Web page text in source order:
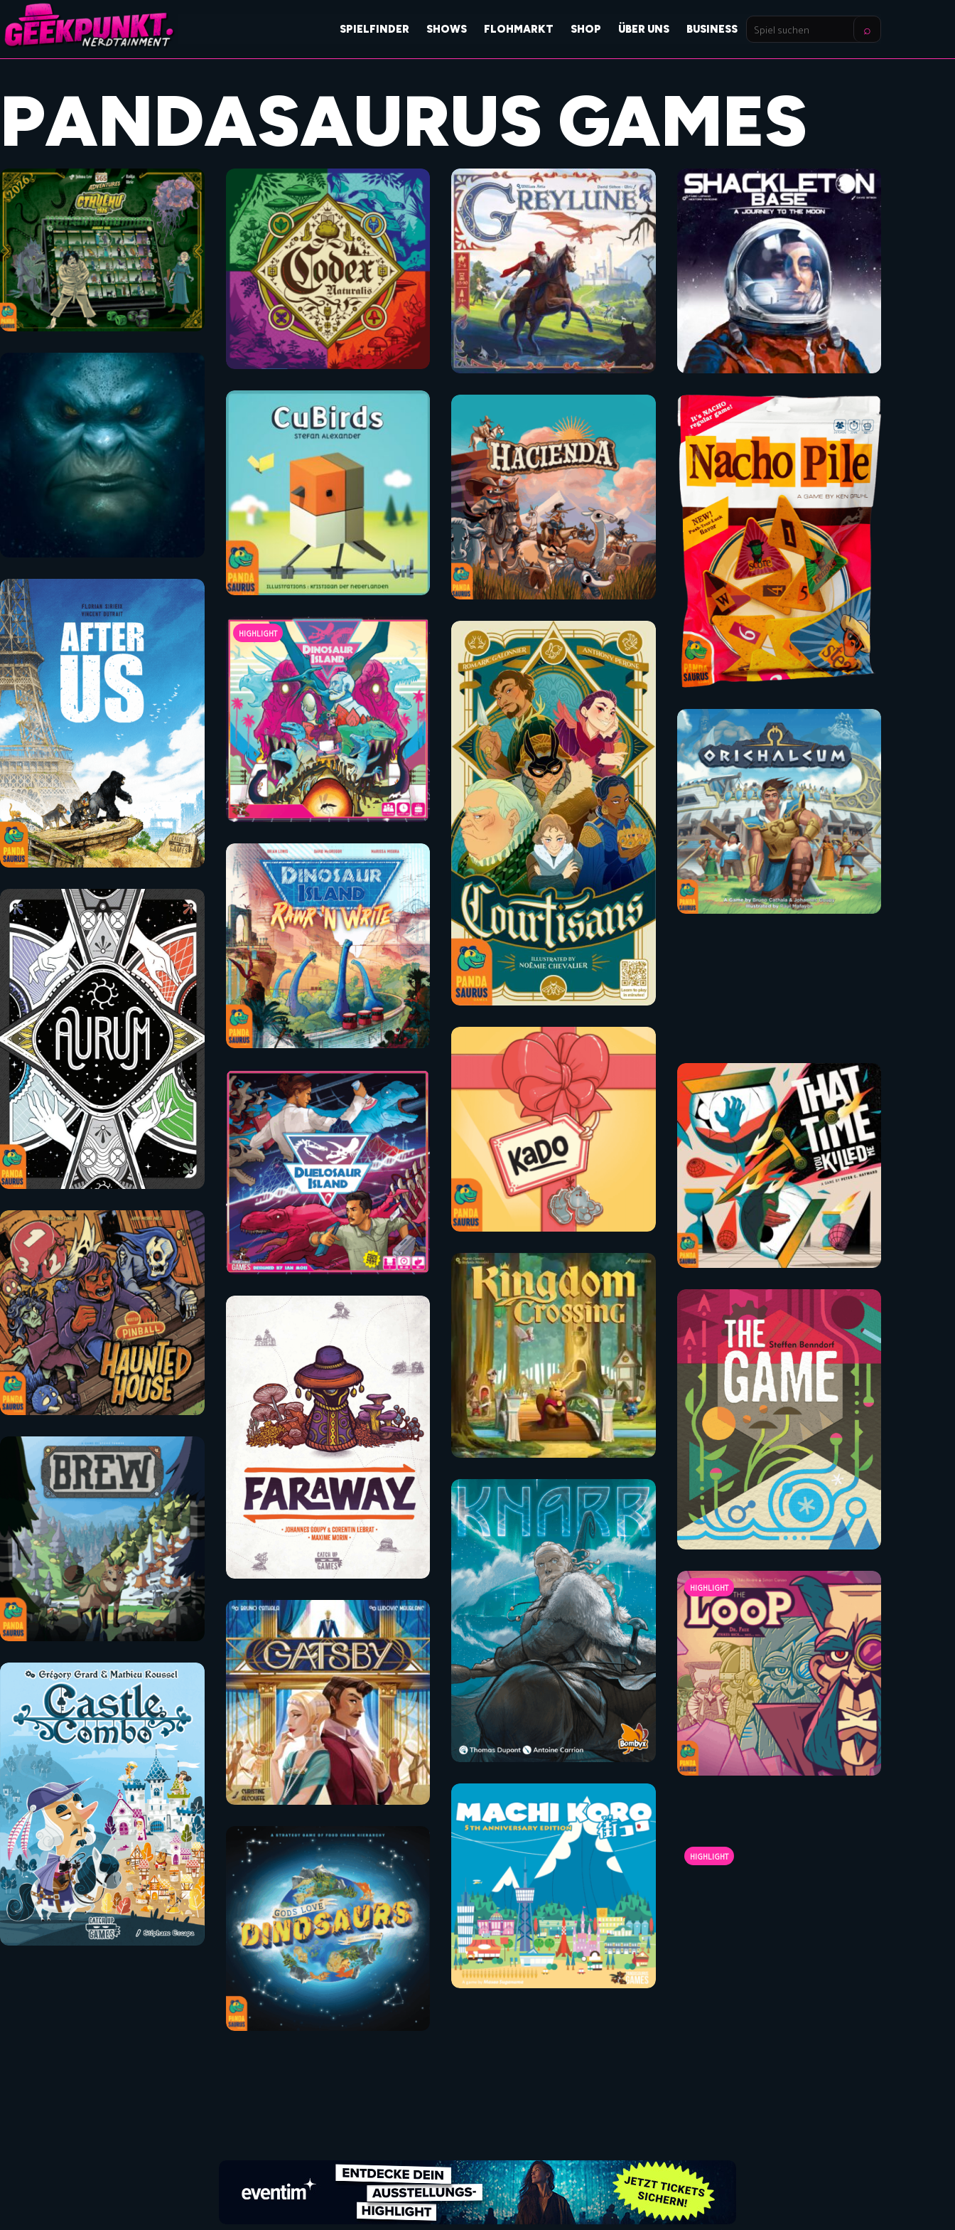
SPIELFINDER SHOWS FLOHMARKT SHOP ÜBER UNS BUSINESS
Spiel
suchen
⌕
PANDASAURUS GAMES
HIGHLIGHT
HIGHLIGHT
HIGHLIGHT